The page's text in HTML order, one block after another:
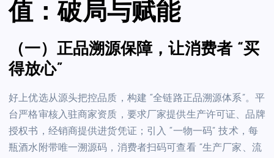
值：破局与赋能
（一）正品溯源保障，让消费者 “买
得放心”
好上优选从源头把控品质，构建 “全链路正品溯源体系”。平
台严格审核入驻商家资质，要求厂家提供生产许可证、品牌
授权书，经销商提供进货凭证；引入 “一物一码” 技术，每
瓶酒水附带唯一溯源码，消费者扫码可查看 “生产厂家、流